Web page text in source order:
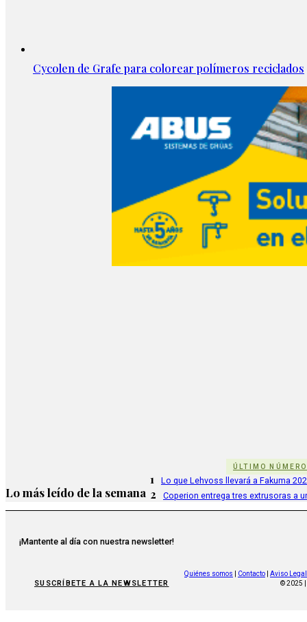
Cycolen de Grafe para colorear polímeros reciclados
ÚLTIMO NÚMERO
Lo más leído de la semana
1 Lo que Lehvoss llevará a Fakuma
2 Coperion entrega tres extrusoras a
¡Mantente al día con nuestra newsletter!
SUSCRÍBETE A LA NEWSLETTER
Quiénes somos Contacto
Aviso Legal
© 2025